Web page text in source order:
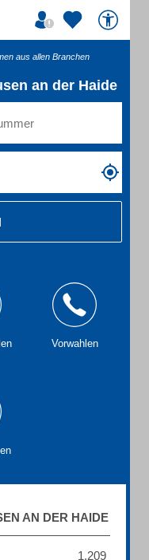
aus allen Branchen
an der Haide
Vorwahlen
AN DER HAIDE
1.209